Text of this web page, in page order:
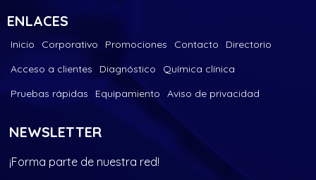
ENLACES
Inicio Corporativo Promociones Contacto
Directorio
Acceso a clientes
Diagnóstico
Química clínica
Pruebas rápidas
Equipamiento Aviso de privacidad
NEWSLETTER
¡Forma parte de nuestra red!